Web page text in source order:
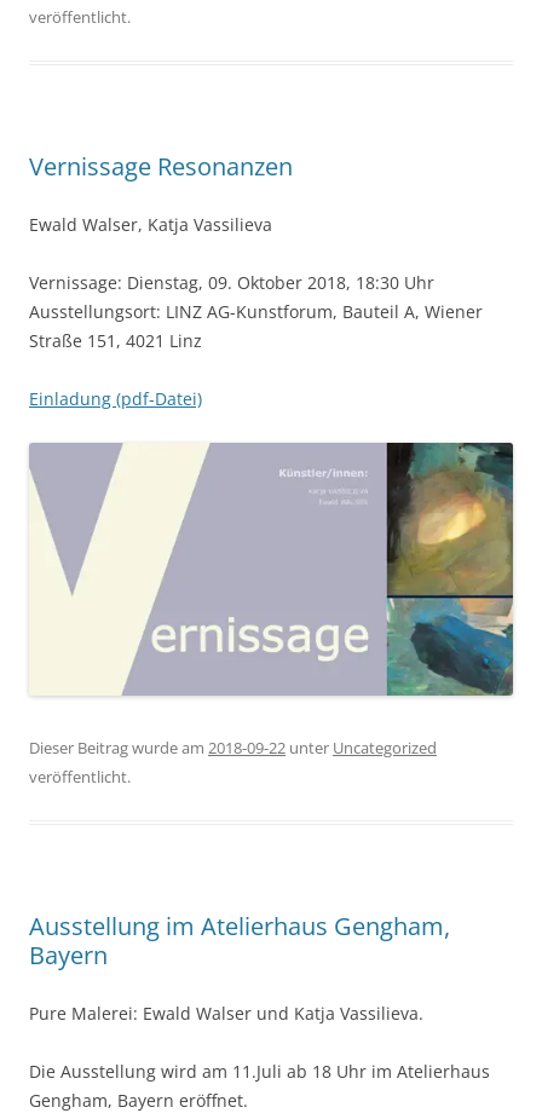
veröffentlicht.
Vernissage Resonanzen
Ewald Walser, Katja Vassilieva
Vernissage: Dienstag, 09. Oktober 2018, 18:30 Uhr
Ausstellungsort: LINZ AG-Kunstforum, Bauteil A, Wiener
Straße 151, 4021 Linz
Einladung (pdf-Datei)
Dieser Beitrag wurde am 2018-09-22 unter Uncategorized
veröffentlicht.
Ausstellung im Atelierhaus Gengham,
Bayern
Pure Malerei: Ewald Walser und Katja Vassilieva.
Die Ausstellung wird am 11.Juli ab 18 Uhr im Atelierhaus
Gengham, Bayern eröffnet.